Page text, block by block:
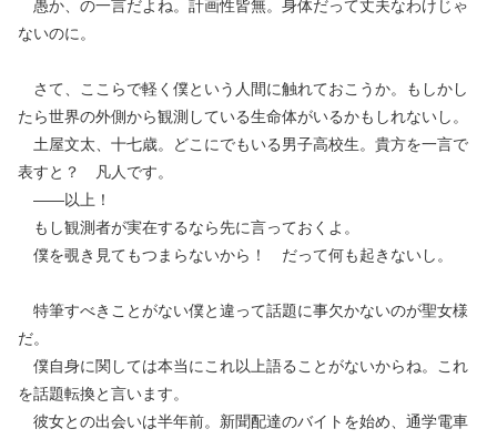
愚か、の一言だよね。計画性皆無。身体だって丈夫なわけじゃ
ないのに。
さて、ここらで軽く僕という人間に触れておこうか。もしかし
たら世界の外側から観測している生命体がいるかもしれないし。
土屋文太、十七歳。どこにでもいる男子高校生。貴方を一言で
表すと？ 凡人です。
——以上！
もし観測者が実在するなら先に言っておくよ。
僕を覗き見てもつまらないから！ だって何も起きないし。
特筆すべきことがない僕と違って話題に事欠かないのが聖女様
だ。
僕自身に関しては本当にこれ以上語ることがないからね。これ
を話題転換と言います。
彼女との出会いは半年前。新聞配達のバイトを始め、通学電車